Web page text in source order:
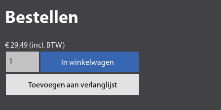
Bestellen
€ 29,49 (incl. BTW)
In winkelwagen
Toevoegen aan verlanglijst